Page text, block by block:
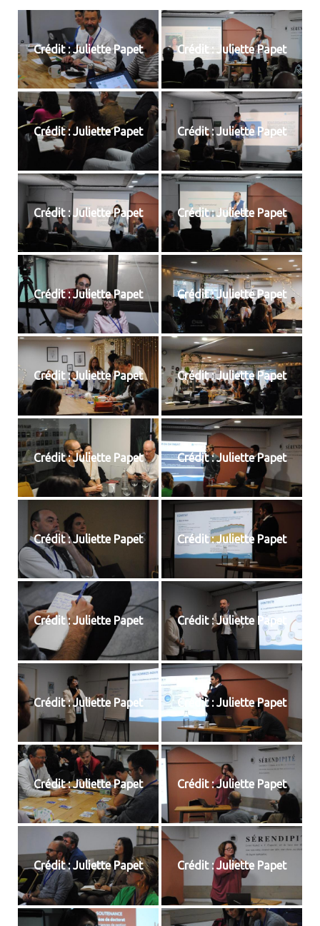
Crédit : Juliette Papet Crédit : Juliette Papet
Crédit : Juliette Papet Crédit : Juliette Papet
Crédit : Juliette Papet Crédit : Juliette Papet
Crédit : Juliette Papet Crédit : Juliette Papet
Crédit : Juliette Papet Crédit : Juliette Papet
Crédit : Juliette Papet Crédit : Juliette Papet
Crédit : Juliette Papet Crédit : Juliette Papet
Crédit : Juliette Papet Crédit : Juliette Papet
Crédit : Juliette Papet Crédit : Juliette Papet
Crédit : Juliette Papet Crédit : Juliette Papet
Crédit : Juliette Papet Crédit : Juliette Papet